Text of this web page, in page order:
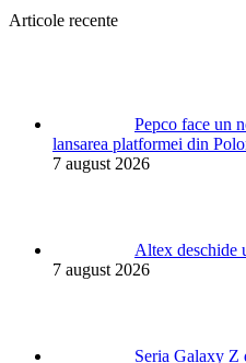
Articole recente
Pepco face un
lansarea platformei din
7 august 2026
Altex deschide
7 august 2026
Seria Galaxy Z